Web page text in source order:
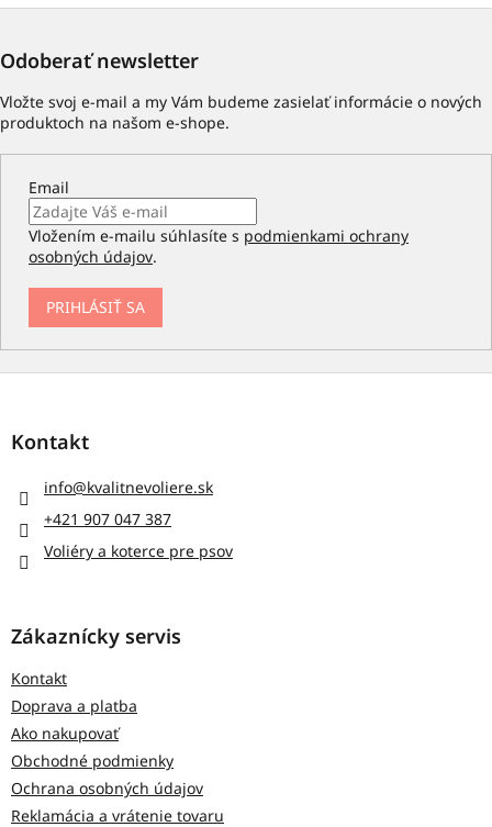
Odoberať newsletter
Vložte svoj e-mail a my Vám budeme zasielať informácie o nových
produktoch na našom e-shope.
Email
Vložením e-mailu súhlasíte s podmienkami ochrany
osobných údajov.
PRIHLÁSIŤ SA
Z
pKontakt
info@kvalitnevoliere.sk
+421 907 047 387
Voliéry a koterce pre psov
Zákaznícky servis
Kontakt
Doprava a platba
Ako nakupovať
Obchodné podmienky
Ochrana osobných údajov
Reklamácia a vrátenie tovaru